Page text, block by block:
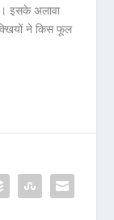
इसके अलावा
ने किस फूल